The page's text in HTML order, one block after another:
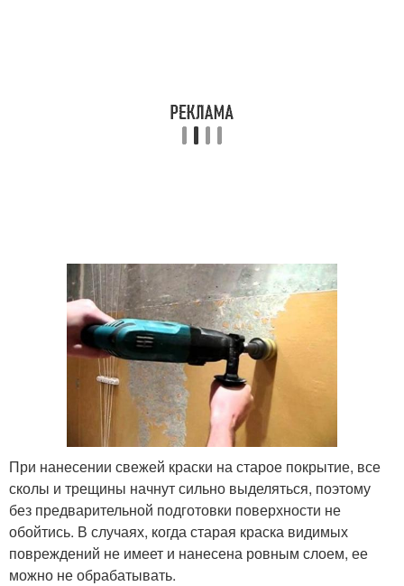
При нанесении свежей краски на старое покрытие, все
сколы и трещины начнут сильно выделяться, поэтому
без предварительной подготовки поверхности не
обойтись. В случаях, когда старая краска видимых
повреждений не имеет и нанесена ровным слоем, ее
можно не обрабатывать.